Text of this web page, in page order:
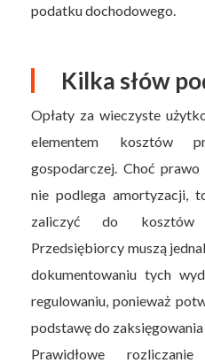
podatku dochodowego.
Kilka słów
Opłaty za wieczyste
elementem kosztów
gospodarczej. Choć
nie podlega amortyzacji,
zaliczyć do kosztów
Przedsiębiorcy muszą
dokumentowaniu tych
regulowaniu, ponieważ
podstawę do zaksięgowania
Prawidłowe